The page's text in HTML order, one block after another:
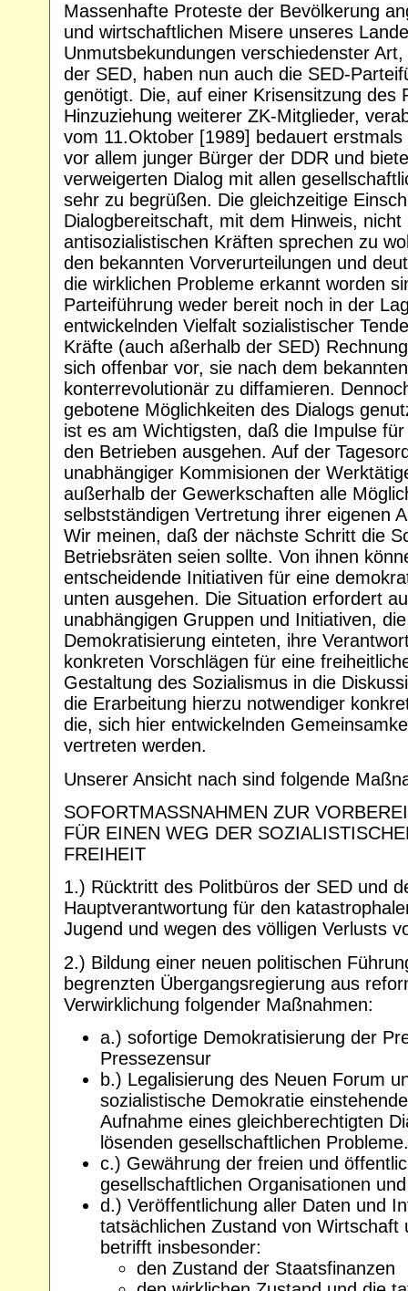
Massenhafte Proteste der Bevölkerung
und wirtschaftlichen Misere unseres
Unmutsbekundungen verschiedenster
der SED, haben nun auch die SED-
genötigt. Die, auf einer Krisensitzung des
Hinzuziehung weiterer ZK-Mitglieder,
vom 11.Oktober [1989] bedauert
vor allem junger Bürger der DDR und
verweigerten Dialog mit allen
sehr zu begrüßen. Die gleichzeitige
Dialogbereitschaft, mit dem Hinweis,
antisozialistischen Kräften sprechen zu
den bekannten Vorverurteilungen und
die wirklichen Probleme erkannt worden
Parteiführung weder bereit noch in der
entwickelnden Vielfalt sozialistischer
Kräfte (auch aßerhalb der SED)
sich offenbar vor, sie nach dem
konterrevolutionär zu diffamieren.
gebotene Möglichkeiten des Dialogs
ist es am Wichtigsten, daß die Impulse
den Betrieben ausgehen. Auf der
unabhängiger Kommisionen der
außerhalb der Gewerkschaften alle
selbstständigen Vertretung ihrer eigenen
Wir meinen, daß der nächste Schritt die
Betriebsräten seien sollte. Von ihnen
entscheidende Initiativen für eine
unten ausgehen. Die Situation erfordert
unabhängigen Gruppen und Initiativen,
Demokratisierung einteten, ihre
konkreten Vorschlägen für eine
Gestaltung des Sozialismus in die
die Erarbeitung hierzu notwendiger
die, sich hier entwickelnden
vertreten werden.
Unserer Ansicht nach sind folgende
SOFORTMASSNAHMEN ZUR
FÜR EINEN WEG DER
FREIHEIT
1.) Rücktritt des Politbüros der SED und
Hauptverantwortung für den
Jugend und wegen des völligen Verlusts
2.) Bildung einer neuen politischen
begrenzten Übergangsregierung aus
Verwirklichung folgender Maßnahmen:
a.) sofortige Demokratisierung der
Pressezensur
b.) Legalisierung des Neuen Forum
sozialistische Demokratie
Aufnahme eines gleichberechtigten
lösenden gesellschaftlichen Probleme.
c.) Gewährung der freien und
gesellschaftlichen Organisationen
d.) Veröffentlichung aller Daten und
tatsächlichen Zustand von Wirtschaft
betrifft insbesonder:
den Zustand der Staatsfinanzen